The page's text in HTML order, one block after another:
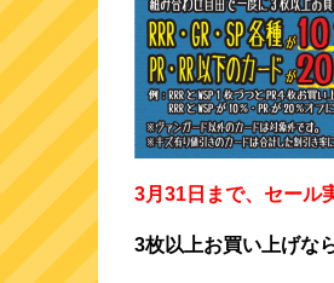
3月31日まで、セール
3枚以上お買い上げな